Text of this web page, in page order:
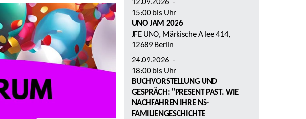
12.09.2026 -
15:00bis Uhr
UNO JAM 2026
JFE UNO, Märkische Allee 414,
12689 Berlin
24.09.2026 -
18:00bis Uhr
BUCHVORSTELLUNG UND
GESPRÄCH: "PRESENT PAST. WIE
NACHFAHREN IHRE NS-
FAMILIENGESCHICHTE